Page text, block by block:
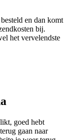
en dan komt
bij.
het vervelendste
goed hebt
gaan naar